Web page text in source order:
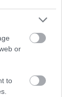
or
to
11 és este 8
hogy
és az